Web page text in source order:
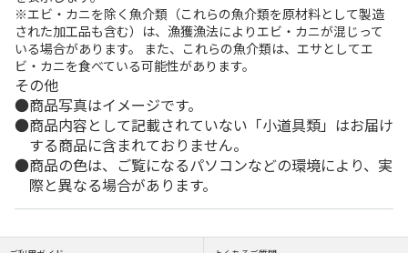
※エビ・カニを除く魚介類（これらの魚介類を原材料として製造
された加工品も含む）は、漁獲漁法によりエビ・カニが混じって
いる場合があります。 また、これらの魚介類は、エサとしてエ
ビ・カニを食べている可能性があります。
その他
商品写真はイメージです。
商品内容として記載されていない「小道具類」はお届け
する商品に含まれておりません。
商品の色は、ご覧になるパソコンなどの環境により、実
際と異なる場合があります。